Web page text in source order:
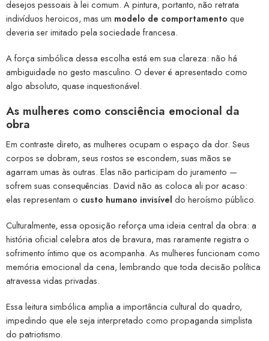
desejos pessoais à lei comum. A pintura, portanto, não retrata
indivíduos heroicos, mas um modelo de comportamento que
deveria ser imitado pela sociedade francesa.
A força simbólica dessa escolha está em sua clareza: não há
ambiguidade no gesto masculino. O dever é apresentado como
algo absoluto, quase inquestionável.
As mulheres como consciência emocional da
obra
Em contraste direto, as mulheres ocupam o espaço da dor. Seus
corpos se dobram, seus rostos se escondem, suas mãos se
agarram umas às outras. Elas não participam do juramento —
sofrem suas consequências. David não as coloca ali por acaso:
elas representam o custo humano invisível do heroísmo público.
Culturalmente, essa oposição reforça uma ideia central da obra: a
história oficial celebra atos de bravura, mas raramente registra o
sofrimento íntimo que os acompanha. As mulheres funcionam como
memória emocional da cena, lembrando que toda decisão política
atravessa vidas privadas.
Essa leitura simbólica amplia a importância cultural do quadro,
impedindo que ele seja interpretado como propaganda simplista
do patriotismo.